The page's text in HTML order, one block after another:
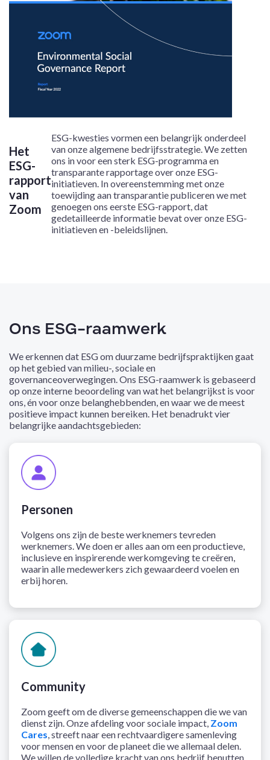
Het
ESG-
rapport
van
Zoom
ESG-kwesties vormen een belangrijk onderdeel
van onze algemene bedrijfsstrategie. We zetten
ons in voor een sterk ESG-programma en
transparante rapportage over onze ESG-
initiatieven. In overeenstemming met onze
toewijding aan transparantie publiceren we met
genoegen ons eerste ESG-rapport, dat
gedetailleerde informatie bevat over onze ESG-
initiatieven en -beleidslijnen.
Ons ESG-raamwerk
We erkennen dat ESG om duurzame bedrijfspraktijken gaat
op het gebied van milieu-, sociale en
governanceoverwegingen. Ons ESG-raamwerk is gebaseerd
op onze interne beoordeling van wat het belangrijkst is voor
ons, én voor onze belanghebbenden, en waar we de meest
positieve impact kunnen bereiken. Het benadrukt vier
belangrijke aandachtsgebieden:
Personen
Volgens ons zijn de beste werknemers tevreden
werknemers. We doen er alles aan om een productieve,
inclusieve en inspirerende werkomgeving te creëren,
waarin alle medewerkers zich gewaardeerd voelen en
erbij horen.
Community
Zoom geeft om de diverse gemeenschappen die we van
dienst zijn. Onze afdeling voor sociale impact, Zoom
Cares, streeft naar een rechtvaardigere samenleving
voor mensen en voor de planeet die we allemaal delen.
We willen de volledige kracht van ons bedrijf benutten